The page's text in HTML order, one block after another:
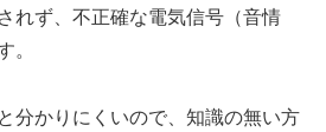
れず、不正確な電気信号（音情
。
分かりにくいので、知識の無い方